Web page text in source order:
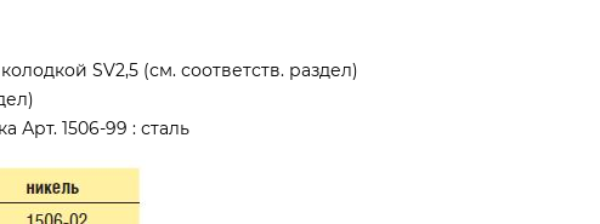
SV2,5 (см. соответств. раздел)
Арт. 1506-99 : сталь